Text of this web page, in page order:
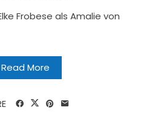
Frobese als Amalie von
Read More